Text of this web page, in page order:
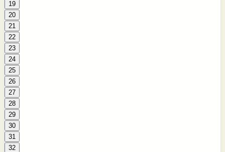
19
20
21
22
23
24
25
26
27
28
29
30
31
32